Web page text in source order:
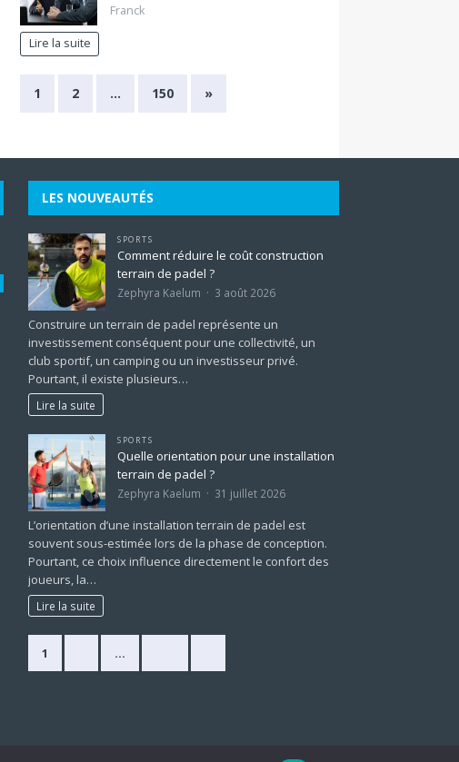
Franck
Lire la suite
1 2 … 150 »
LES NOUVEAUTÉS
SPORTS
Comment réduire le coût construction
terrain de padel ?
Zephyra Kaelum 3 août 2026
Construire un terrain de padel représente un
investissement conséquent pour une collectivité, un
club sportif, un camping ou un investisseur privé.
Pourtant, il existe plusieurs…
Lire la suite
SPORTS
Quelle orientation pour une installation
terrain de padel ?
Zephyra Kaelum 31 juillet 2026
L’orientation d’une installation terrain de padel est
souvent sous-estimée lors de la phase de conception.
Pourtant, ce choix influence directement le confort des
joueurs, la…
Lire la suite
1 …